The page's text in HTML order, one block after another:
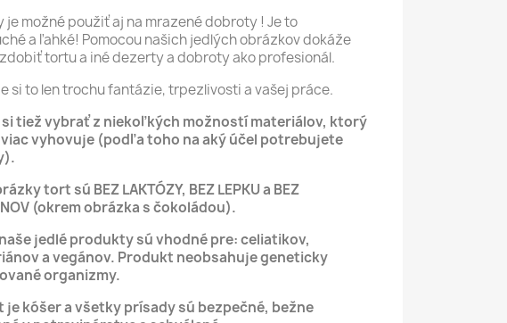
je možné použiť aj na mrazené dobroty ! Je to
a ľahké! Pomocou našich jedlých obrázkov dokáže
tortu a iné dezerty a dobroty ako profesionál.
si to len trochu fantázie, trpezlivosti a vašej práce.
si tiež vybrať z niekoľkých možností materiálov, ktorý
vyhovuje (podľa toho na aký účel potrebujete
tort sú BEZ LAKTÓZY, BEZ LEPKU a BEZ
(okrem obrázka s čokoládou).
jedlé produkty sú vhodné pre: celiatikov,
a vegánov. Produkt neobsahuje geneticky
organizmy.
je kóšer a všetky prísady sú bezpečné, bežne